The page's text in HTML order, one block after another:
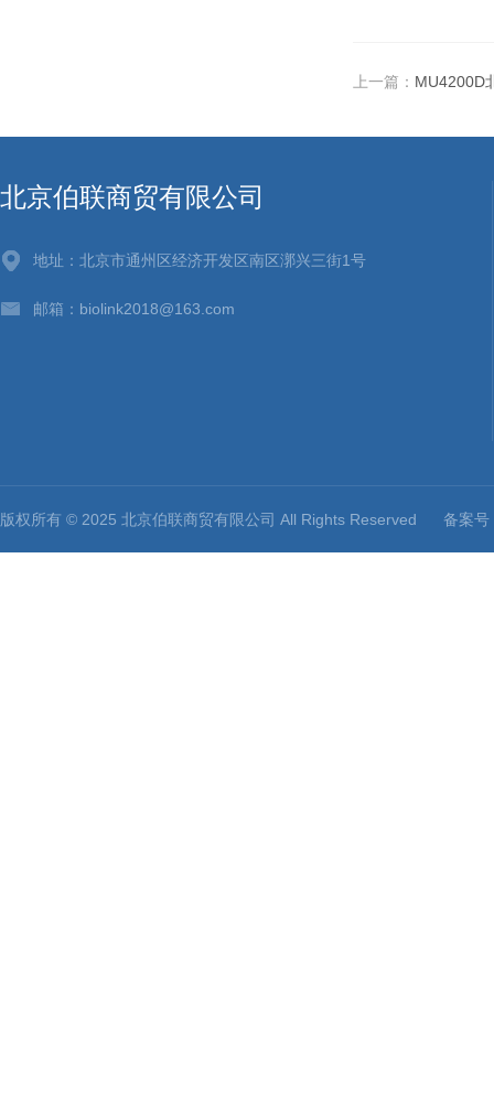
上一篇： MU4200D
北京伯联商贸有限公司
地址：北京市通州区经济开发区南区漷兴三街1号
邮箱：biolink2018@163.com
版权所有 © 2025 北京伯联商贸有限公司 All Rights Reserved 备案号